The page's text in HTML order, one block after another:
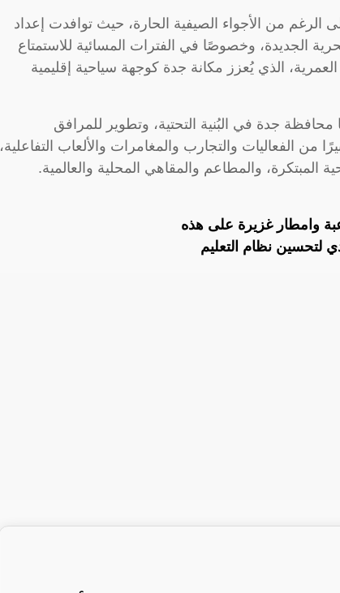
من الأجواء الصيفية الحارة، حيث توافدت إعداد
الجديدة، وخصوصًا في الفترات المسائية للاستمتاع
الذي يُعزز مكانة جدة كوجهة سياحية إقليمية
جدة في البُنية التحتية، وتطوير للمرافق
من الفعاليات والتجارب والمغامرات والألعاب التفاعلية،
المبتكرة، والمطاعم والمقاهي المحلية والعالمية.
وامطار غزيرة على هذه
لتحسين نظام التعليم